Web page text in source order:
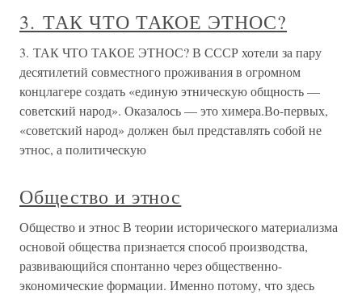
3. ТАК ЧТО ТАКОЕ ЭТНОС?
3. ТАК ЧТО ТАКОЕ ЭТНОС? В СССР хотели за пару
десятилетий совместного проживания в огромном
концлагере создать «единую этническую общность —
советский народ». Оказалось — это химера.Во-первых,
«советский народ» должен был представлять собой не
этнос, а политическую
Общество и этнос
Общество и этнос В теории исторического материализма
основой общества признается способ производства,
развивающийся спонтанно через общественно-
экономические формации. Именно потому, что здесь